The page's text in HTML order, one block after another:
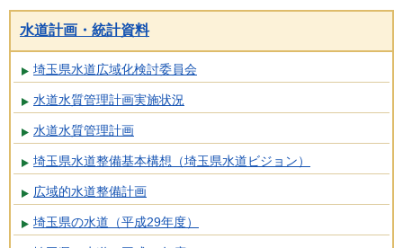
水道計画・統計資料
埼玉県水道広域化検討委員会
水道水質管理計画実施状況
水道水質管理計画
埼玉県水道整備基本構想（埼玉県水道ビジョン）
広域的水道整備計画
埼玉県の水道（平成29年度）